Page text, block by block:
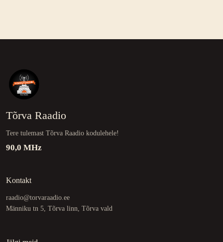
Tõrva Raadio
Tere tulemast Tõrva Raadio kodulehele!
90,0 MHz
Kontakt
raadio@torvaraadio.ee
Männiku tn 5, Tõrva linn, Tõrva vald